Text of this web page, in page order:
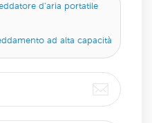
d'aria portatile
ad alta capacità